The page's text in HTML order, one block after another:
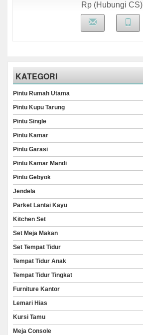
Rp (Hubungi CS)
KATEGORI
Pintu Rumah Utama
Pintu Kupu Tarung
Pintu Single
Pintu Kamar
Pintu Garasi
Pintu Kamar Mandi
Pintu Gebyok
Jendela
Parket Lantai Kayu
Kitchen Set
Set Meja Makan
Set Tempat Tidur
Tempat Tidur Anak
Tempat Tidur Tingkat
Furniture Kantor
Lemari Hias
Kursi Tamu
Meja Console